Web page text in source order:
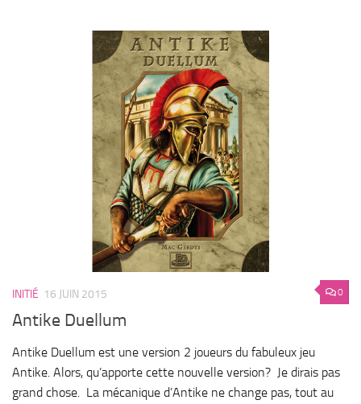
0
INITIÉ 16 JUIN 2015
Antike Duellum
Antike Duellum est une version 2 joueurs du fabuleux jeu
Antike. Alors, qu’apporte cette nouvelle version? Je dirais pas
grand chose. La mécanique d’Antike ne change pas, tout au